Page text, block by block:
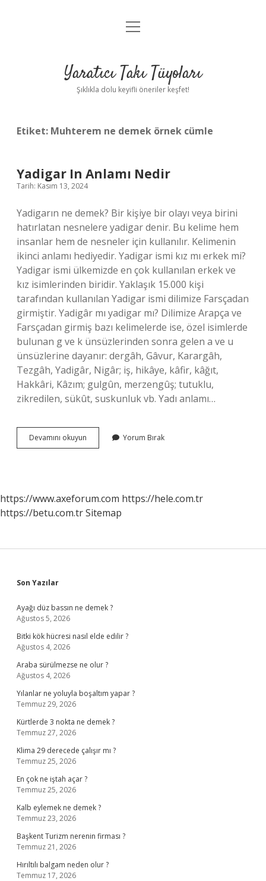
Anasayfa
Yasal Uyarı
menüyü
Yaratıcı Takı Tüyoları
Şıklıkla dolu keyifli öneriler keşfet!
Etiket: Muhterem ne demek örnek cümle
Yadigar In Anlamı Nedir
Tarih: Kasım 13, 2024
Yadigarın ne demek? Bir kişiye bir olayı veya birini
hatırlatan nesnelere yadigar denir. Bu kelime hem
insanlar hem de nesneler için kullanılır. Kelimenin
ikinci anlamı hediyedir. Yadigar ismi kız mı erkek mi?
Yadigar ismi ülkemizde en çok kullanılan erkek ve
kız isimlerinden biridir. Yaklaşık 15.000 kişi
tarafından kullanılan Yadigar ismi dilimize Farsçadan
girmiştir. Yadigâr mı yadigar mı? Dilimize Arapça ve
Farsçadan girmiş bazı kelimelerde ise, özel isimlerde
bulunan g ve k ünsüzlerinden sonra gelen a ve u
ünsüzlerine dayanır: dergâh, Gâvur, Karargâh,
Tezgâh, Yadigâr, Nigâr; iş, hikâye, kâfir, kâğıt,
Hakkâri, Kâzım; gulgûn, merzengûş; tutuklu,
zikredilen, sükût, suskunluk vb. Yadı anlamı…
Devamını okuyun
In
Yorum Bırak
https://www.axeforum.com https://hele.com.tr
https://betu.com.trSitemap
Sidebar
Son Yazılar
Ayağı düz bassın ne demek ?
Ağustos 5, 2026
Bitki kök hücresi nasıl elde edilir ?
Ağustos 4, 2026
Araba sürülmezse ne olur ?
Ağustos 4, 2026
Yılanlar ne yoluyla boşaltım yapar ?
Temmuz 29, 2026
Kürtlerde 3 nokta ne demek ?
Temmuz 27, 2026
Klima 29 derecede çalışır mı ?
Temmuz 25, 2026
En çok ne iştah açar ?
Temmuz 25, 2026
Kalb eylemek ne demek ?
Temmuz 23, 2026
Başkent Turizm nerenin firması ?
Temmuz 21, 2026
Hırıltılı balgam neden olur ?
Temmuz 17, 2026